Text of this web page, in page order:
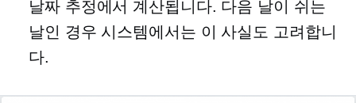
날짜 추정에서 계산됩니다. 다음 날이 쉬는
날인 경우 시스템에서는 이 사실도 고려합니
다.